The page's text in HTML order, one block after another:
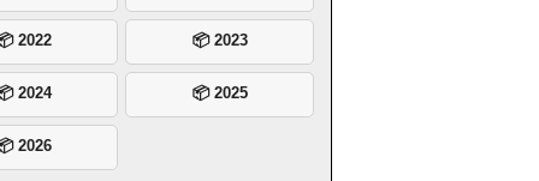
2022 📦 2023
2024 📦 2025
2026